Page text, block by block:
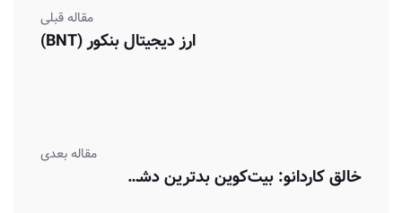
مقاله قبلی
ارز دیجیتال بنکور (BNT)
مقاله بعدی
خالق کاردانو: بیت‌کوین بدترین دشمن خودش است و از اتریوم شکست خواهد خورد.